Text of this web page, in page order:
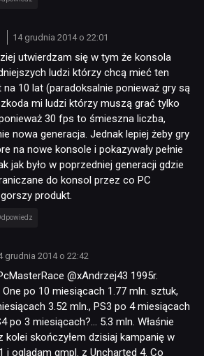
14 grudnia 2014 o 22:01
utwierdzam się w tym że konsola
ludzi którzy chcą mieć ten
10 lat (paradoksalnie ponieważ gry są
mi ludzi którzy muszą grać tylko
30 fps to śmieszna liczba,
nowa generacja. Jednak lepiej żeby gry
na nowe konsole i pokazywały pełnie
jak było w poprzedniej generacji gdzie
do konsol przez co PC
produkt.
grudnia 2014 o 22:42
@xAndrzej43 1995r.
po 10 miesiącach 1.77 mln. sztuk,
3.52 mln., PS3 po 4 miesiącach
po 3 miesiącach?… 5.3 mln. Właśnie
kolei skończyłem dzisiaj kampanię w
i oglądam gmpl. z Uncharted 4. Co